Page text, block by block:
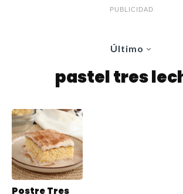
PUBLICIDAD
Último
pastel tres
Postre Tres